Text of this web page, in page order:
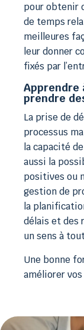
pour obtenir
de temps
meilleures
leur donner
fixés par
Apprendre
prendre
La prise de
processus
la capacité
aussi la
positives ou
gestion de
la
délais et des
un sens à
Une bonne
améliorer